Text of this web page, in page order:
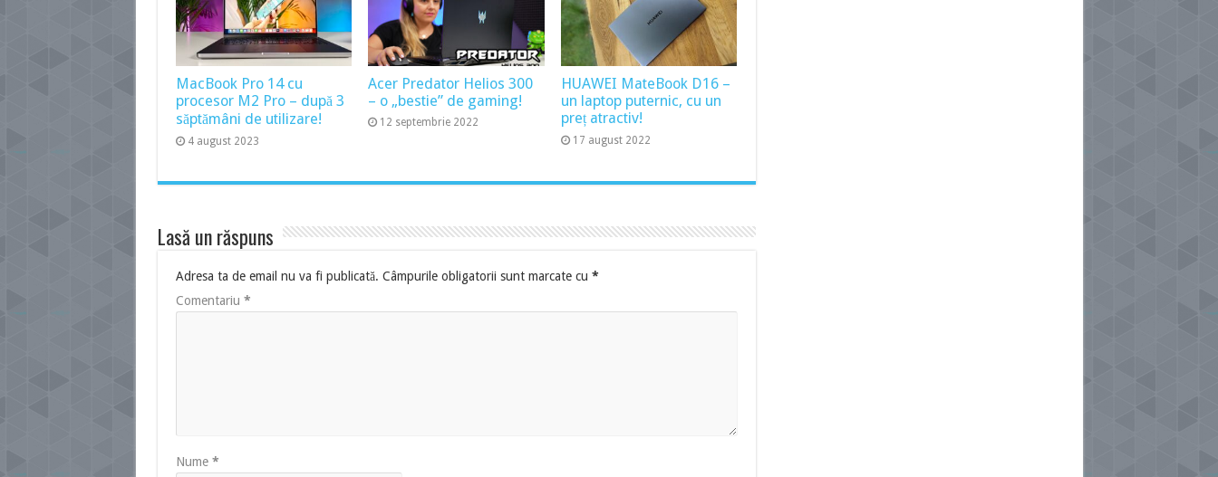
MacBook Pro 14 cu
procesor M2 Pro – după 3
săptămâni de utilizare!
4 august 2023
Acer Predator Helios 300
– o „bestie” de gaming!
12 septembrie 2022
HUAWEI MateBook D16 –
un laptop puternic, cu un
preț atractiv!
17 august 2022
Lasă un răspuns
Adresa ta de email nu va fi publicată. Câmpurile obligatorii sunt marcate cu *
Comentariu *
Nume *